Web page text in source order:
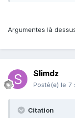
Argumentes là
Slimdz
Posté(e) le 7
Citation